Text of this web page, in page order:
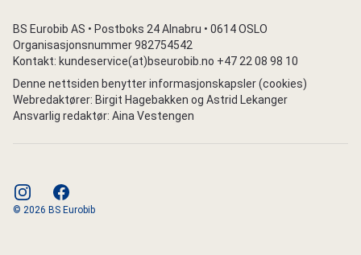
BS Eurobib AS • Postboks 24 Alnabru • 0614 OSLO
Organisasjonsnummer 982754542
Kontakt: kundeservice(at)bseurobib.no +47 22 08 98 10
Denne nettsiden benytter informasjonskapsler (cookies)
Webredaktører: Birgit Hagebakken og Astrid Lekanger
Ansvarlig redaktør: Aina Vestengen
instagramfacebook
© 2026 BS Eurobib